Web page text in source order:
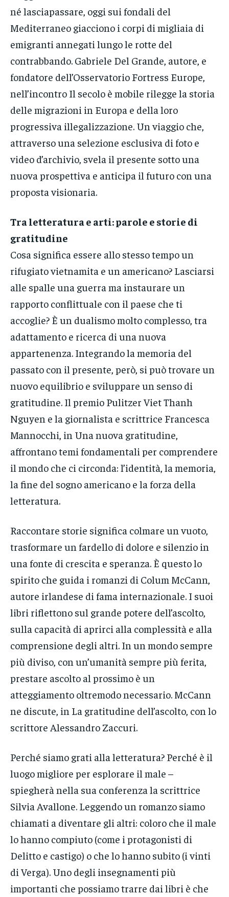
né lasciapassare, oggi sui fondali del
Mediterraneo giacciono i corpi di migliaia di
emigranti annegati lungo le rotte del
contrabbando. Gabriele Del Grande, autore, e
fondatore dell’Osservatorio Fortress Europe,
nell’incontro Il secolo è mobile rilegge la storia
delle migrazioni in Europa e della loro
progressiva illegalizzazione. Un viaggio che,
attraverso una selezione esclusiva di foto e
video d’archivio, svela il presente sotto una
nuova prospettiva e anticipa il futuro con una
proposta visionaria.
Tra letteratura e arti: parole e storie di
gratitudine
Cosa significa essere allo stesso tempo un
rifugiato vietnamita e un americano? Lasciarsi
alle spalle una guerra ma instaurare un
rapporto conflittuale con il paese che ti
accoglie? È un dualismo molto complesso, tra
adattamento e ricerca di una nuova
appartenenza. Integrando la memoria del
passato con il presente, però, si può trovare un
nuovo equilibrio e sviluppare un senso di
gratitudine. Il premio Pulitzer Viet Thanh
Nguyen e la giornalista e scrittrice Francesca
Mannocchi, in Una nuova gratitudine,
affrontano temi fondamentali per comprendere
il mondo che ci circonda: l’identità, la memoria,
la fine del sogno americano e la forza della
letteratura.
Raccontare storie significa colmare un vuoto,
trasformare un fardello di dolore e silenzio in
una fonte di crescita e speranza. È questo lo
spirito che guida i romanzi di Colum McCann,
autore irlandese di fama internazionale. I suoi
libri riflettono sul grande potere dell’ascolto,
sulla capacità di aprirci alla complessità e alla
comprensione degli altri. In un mondo sempre
più diviso, con un’umanità sempre più ferita,
prestare ascolto al prossimo è un
atteggiamento oltremodo necessario. McCann
ne discute, in La gratitudine dell’ascolto, con lo
scrittore Alessandro Zaccuri.
Perché siamo grati alla letteratura? Perché è il
luogo migliore per esplorare il male –
spiegherà nella sua conferenza la scrittrice
Silvia Avallone. Leggendo un romanzo siamo
chiamati a diventare gli altri: coloro che il male
lo hanno compiuto (come i protagonisti di
Delitto e castigo) o che lo hanno subito (i vinti
di Verga). Uno degli insegnamenti più
importanti che possiamo trarre dai libri è che